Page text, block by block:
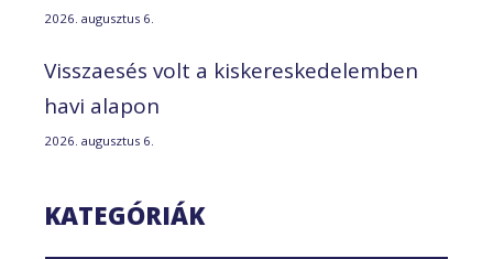
2026. augusztus 6.
Visszaesés volt a kiskereskedelemben
havi alapon
2026. augusztus 6.
KATEGÓRIÁK